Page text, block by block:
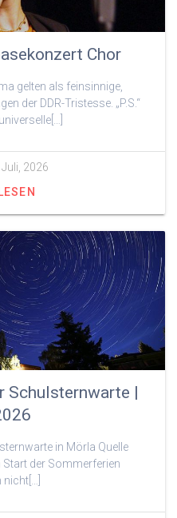
Chor
gelten als feinsinnige,
der DDR-Tristesse. „P.S.“
2026
Schulsternwarte |
in Mörla Quelle
Start der Sommerferien
nicht[…]